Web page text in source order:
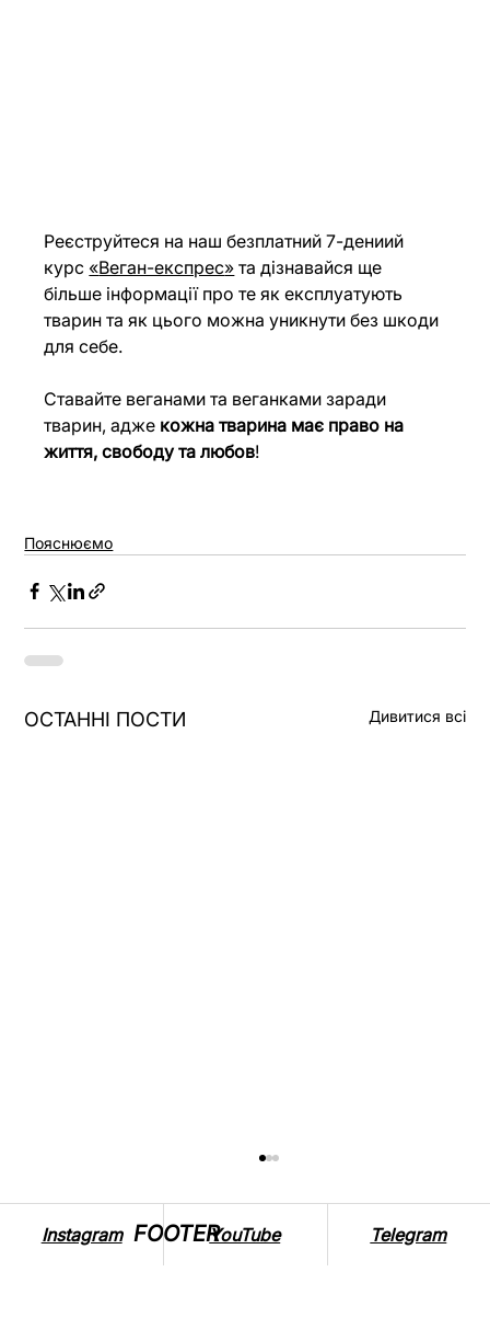
Реєструйтеся на наш безплатний 7-дениий
курс «Веган-експрес» та дізнавайся ще
більше інформації про те як експлуатують
тварин та як цього можна уникнути без шкоди
для себе.
Ставайте веганами та веганками заради
тварин, адже кожна тварина має право на
життя, свободу та любов!
Пояснюємо
ОСТАННІ ПОСТИ Дивитися всі
FOOTER
Instagram YouTube Telegram